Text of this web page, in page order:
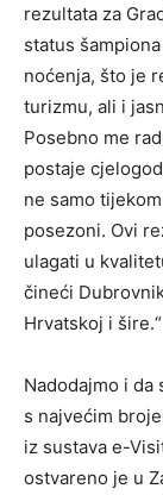
rezultata za
status
noćenja, što je
turizmu, ali i
Posebno me
postaje
ne samo
posezoni. Ovi
ulagati u
čineći
Hrvatskoj i šire.“
Nadodajmo i da
s najvećim
iz sustava e-
ostvareno je u